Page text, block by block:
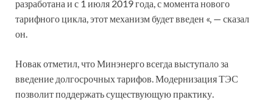
разработана и с 1 июля 2019 года, с момента нового
тарифного цикла, этот механизм будет введен «, — сказал
он.
Новак отметил, что Минэнерго всегда выступало за
введение долгосрочных тарифов. Модернизация ТЭС
позволит поддержать существующую практику.